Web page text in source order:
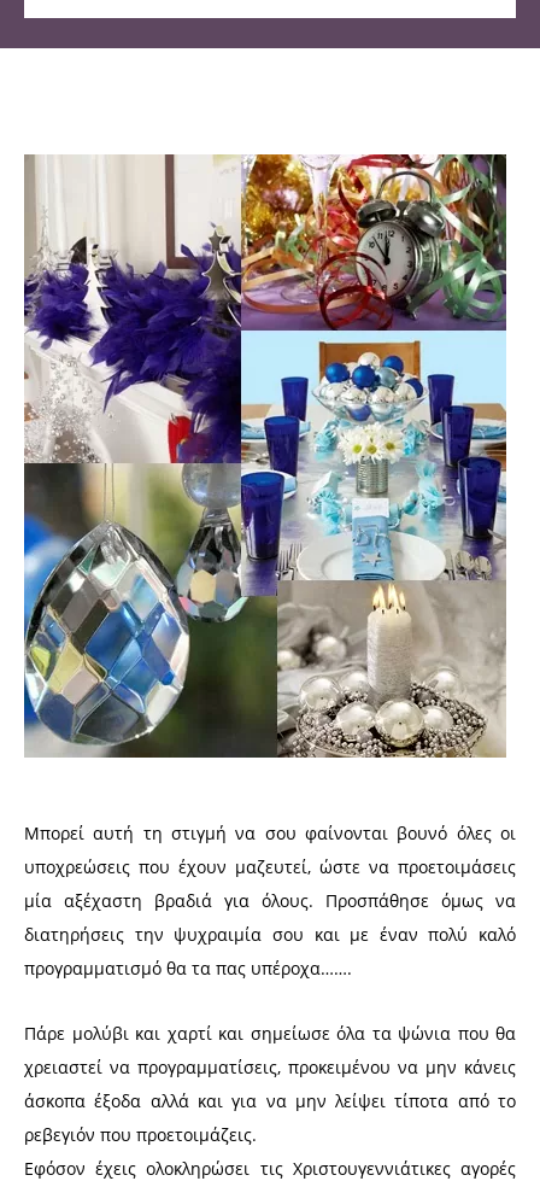
Μπορεί αυτή τη στιγμή να σου φαίνονται βουνό όλες οι
υποχρεώσεις που έχουν μαζευτεί, ώστε να προετοιμάσεις
μία αξέχαστη βραδιά για όλους. Προσπάθησε όμως να
διατηρήσεις την ψυχραιμία σου και με έναν πολύ καλό
προγραμματισμό θα τα πας υπέροχα…….
Πάρε μολύβι και χαρτί και σημείωσε όλα τα ψώνια που θα
χρειαστεί να προγραμματίσεις, προκειμένου να μην κάνεις
άσκοπα έξοδα αλλά και για να μην λείψει τίποτα από το
ρεβεγιόν που προετοιμάζεις.
Εφόσον έχεις ολοκληρώσει τις Χριστουγεννιάτικες αγορές